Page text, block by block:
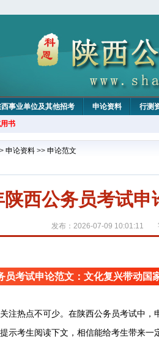
西事业单位及其他招考 申论资料 行测
书
申论资料 >> 申论范文
西公务员考试
发布：2026-07-09 10:01:11
员考试申论范文：文化复兴带动国
注热点不可少。在陕西公务员考试中，
示考生阅读下文，相信能给考生带来一